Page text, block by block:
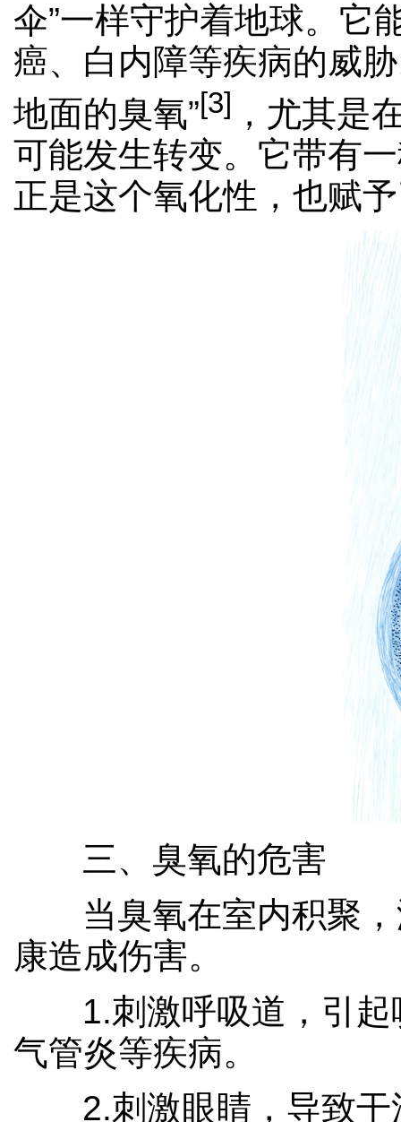
伞”一样守护着地球。它
癌、白内障等疾病的威
地面的臭氧”[3]
，尤其是
可能发生转变。它带有
正是这个氧化性，也赋
三、臭氧的危害
当臭氧在室内积聚
康造成伤害。
1.刺激呼吸道，引
气管炎等疾病。
2.刺激眼睛，导致